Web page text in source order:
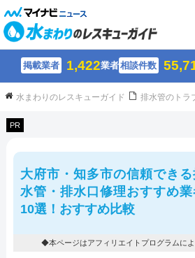
掲載業者 1,422業者相談件数
水まわりのレスキューガイド 排水管のトラ
PR
大府市・知多市の信頼できる
水管・排水口修理おすすめ業
10選！おすすめ比較
◆本ページはアフィリエイトプログラムによ